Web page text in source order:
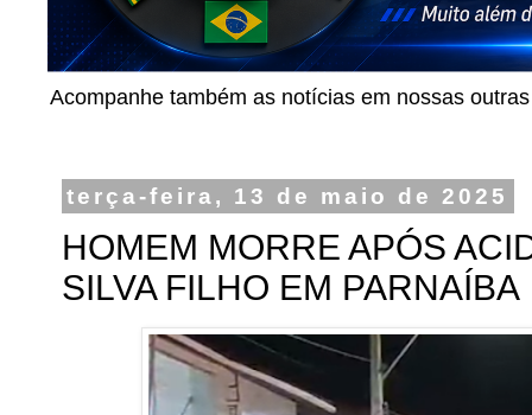
Acompanhe também as notícias em nossas
terça-feira, 13 de maio de 2025
HOMEM MORRE APÓS
SILVA FILHO EM PARNAÍBA